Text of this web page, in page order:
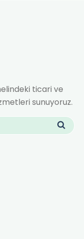
ticari ve
sunuyoruz.